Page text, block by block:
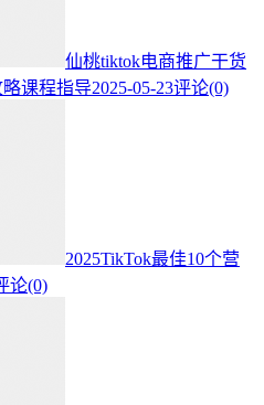
仙桃tiktok电商推广干货
课程指导2025-05-23评论(0)
2025TikTok最佳10个营
论(0)